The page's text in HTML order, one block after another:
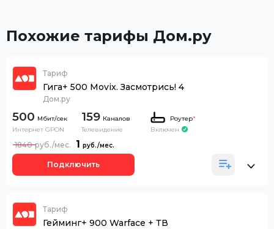
Похожие тарифы Дом.ру
Тариф
Гига+ 500 Movix. Засмотрись! 4
Дом.ру
500
Интернет GPON
159 Каналов
Телевидение
Роутер*
Включен
1
1840
Подключить
Тариф
Гейминг+ 900 Warface + ТВ